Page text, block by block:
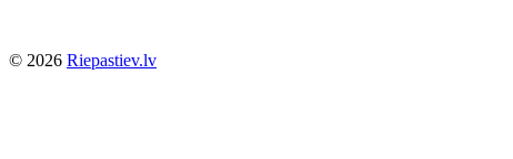
© 2026 Riepastiev.lv